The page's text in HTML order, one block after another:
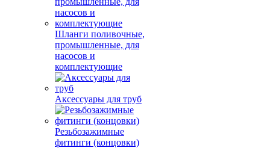
Шланги поливочные,
промышленные, для
насосов и
комплектующие
Аксессуары для труб
Резьбозажимные
фитинги (концовки)